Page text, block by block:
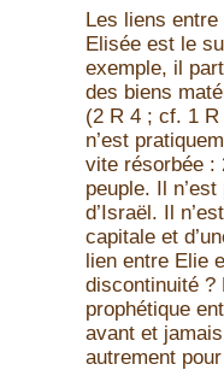
Les liens entre
Elisée est le
exemple, il
des biens
(2 R 4 ; cf. 1 R
n’est
vite résorbée :
peuple. Il
d’Israël. Il
capitale et
lien entre Elie
discontinuité ?
prophétique
avant et
autrement